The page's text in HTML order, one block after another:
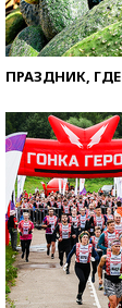
ПРАЗДНИК,